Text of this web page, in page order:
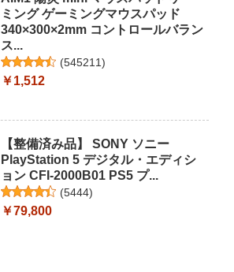
ミング ゲーミングマウスパッド
340×300×2mm コントロールバラン
ス...
(545211)
￥1,512
【整備済み品】 SONY ソニー
PlayStation 5 デジタル・エディシ
ョン CFI-2000B01 PS5 プ...
(5444)
￥79,800